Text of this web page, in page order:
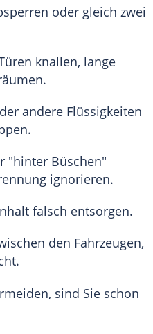
oder gleich zwei
knallen, lange
andere Flüssigkeiten
"hinter Büschen"
ignorieren.
falsch entsorgen.
den Fahrzeugen,
sind Sie schon